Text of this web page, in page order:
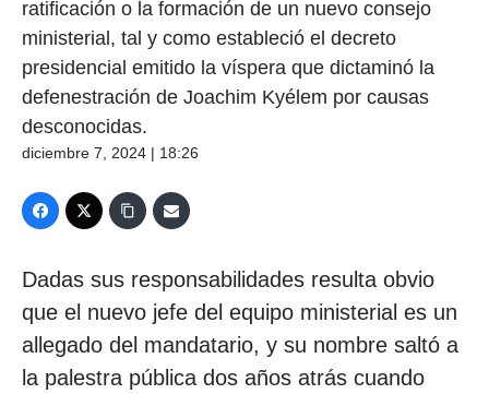
ratificación o la formación de un nuevo consejo
ministerial, tal y como estableció el decreto
presidencial emitido la víspera que dictaminó la
defenestración de Joachim Kyélem por causas
desconocidas.
diciembre 7, 2024 | 18:26
Dadas sus responsabilidades resulta obvio
que el nuevo jefe del equipo ministerial es un
allegado del mandatario, y su nombre saltó a
la palestra pública dos años atrás cuando